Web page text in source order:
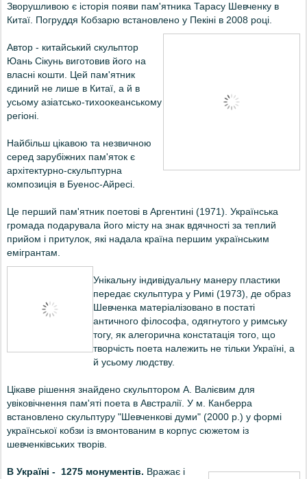
Зворушливою є історія появи пам'ятника Тарасу Шевченку в
Китаї. Погруддя Кобзарю встановлено у Пекіні в 2008 році
Автор - китайський скульптор
Юань Сікунь виготовив його на
власні кошти. Цей пам'ятник
єдиний не лише в Китаї, а й в
усьому азіатсько-тихоокеанському
регіоні.
Найбільш цікавою та незвичною
серед зарубіжних пам'яток є
архітектурно-скульптурна
композиція в Буенос-Айресі.
Це перший пам'ятник поетові в Аргентині (1971). Українська
громада подарувала його місту на знак вдячності за теплий
прийом і притулок, які надала країна першим українським
емігрантам.
Унікальну індивідуальну манеру пластики
передає скульптура у Римі (1973), де образ
Шевченка матеріалізовано в постаті
античного філософа, одягнутого у римську
тогу, як алегорична констатація того, що
творчість поета належить не тільки Україні, а
й усьому людству.
Цікаве рішення знайдено скульптором А. Валієвим для
увіковічнення пам'яті поета в Австралії. У м. Канберра
встановлено скульптуру "Шевченкові думи" (2000 р.) у формі
української кобзи із вмонтованим в корпус сюжетом із
шевченківських творів.
В Україні - 1275 монументів. Вражає і